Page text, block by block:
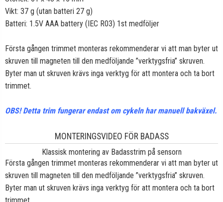
Vikt: 37 g (utan batteri 27 g)
Batteri: 1.5V AAA battery (IEC R03) 1st medföljer
Första gången trimmet monteras rekommenderar vi att man byter ut
skruven till magneten till den medföljande ”verktygsfria” skruven.
Byter man ut skruven krävs inga verktyg för att montera och ta bort
trimmet.
OBS! Detta trim fungerar endast om cykeln har manuell bakväxel.
MONTERINGSVIDEO FÖR BADASS
Klassisk montering av Badasstrim på sensorn
Första gången trimmet monteras rekommenderar vi att man byter ut
skruven till magneten till den medföljande ”verktygsfria” skruven.
Byter man ut skruven krävs inga verktyg för att montera och ta bort